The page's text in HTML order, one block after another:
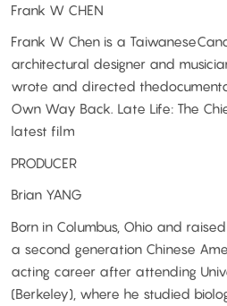
Frank W CHEN
Frank W Chen is a
architectural designer and
wrote and directed
Own Way Back. Late Life: The
latest film
PRODUCER
Brian YANG
Born in Columbus, Ohio and
a second generation Chinese
acting career after attending
(Berkeley), where he studied